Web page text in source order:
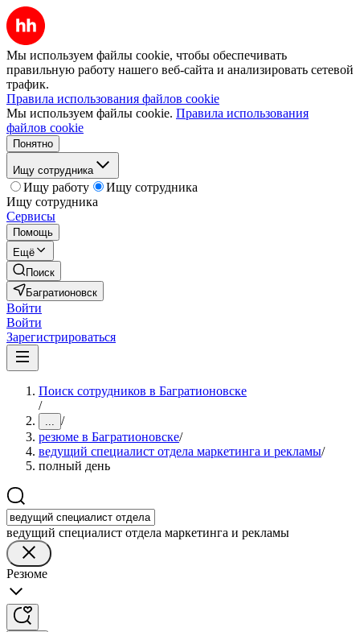
Мы используем файлы cookie, чтобы обеспечивать
правильную работу нашего веб-сайта и анализировать сетевой
трафик.
Правила использования файлов cookie
Мы используем файлы cookie. Правила использования
файлов cookie
Понятно
Ищу сотрудника
Ищу работу
Ищу сотрудника
Ищу сотрудника
Сервисы
Помощь
Ещё
Поиск
Багратионовск
Войти
Войти
Зарегистрироваться
Поиск сотрудников в Багратионовске
/
... /
резюме в Багратионовске/
ведущий специалист отдела маркетинга и рекламы/
полный день
ведущий специалист отдела маркетинга и рекламы
Резюме